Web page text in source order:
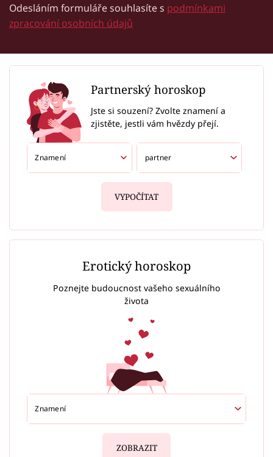
Odesláním formuláře souhlasíte s podmínkami
zpracování osobních údajů
Partnerský horoskop
Jste si souzení? Zvolte znamení a
zjistěte, jestli vám hvězdy přejí.
VYPOČÍTAT
Erotický horoskop
Poznejte budoucnost vašeho sexuálního
života
ZOBRAZIT